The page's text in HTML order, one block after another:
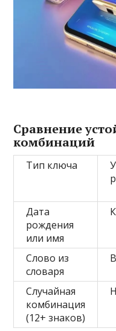
Сравнение
комбинаций
Тип ключа
Дата
рождения
или имя
Слово из
словаря
Случайная
комбинация
(12+ знаков)